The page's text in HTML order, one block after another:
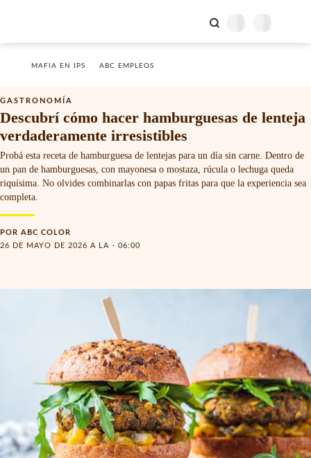
MAFIA EN IPS ABC EMPLEOS
GASTRONOMÍA
Descubrí cómo hacer hamburguesas de lenteja
verdaderamente irresistibles
Probá esta receta de hamburguesa de lentejas para un día sin carne. Dentro de
un pan de hamburguesas, con mayonesa o mostaza, rúcula o lechuga queda
riquísima. No olvides combinarlas con papas fritas para que la experiencia sea
completa.
POR ABC COLOR
26 DE MAYO DE 2026 A LA - 06:00